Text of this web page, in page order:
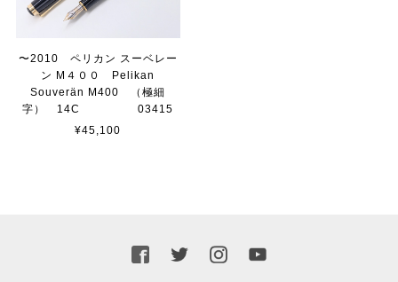
〜2010 ペリカン スーベレー
ン M４００ Pelikan
Souverän M400 （極細
字） 14C 03415
¥45,100